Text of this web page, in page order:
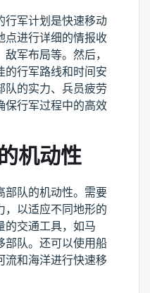
行军计划是快速移动
点进行详细的情报收
军布局等。然后，
的行军路线和时间安
队的实力、兵员疲劳
保行军过程中的高效
机动性
部队的机动性。需要
，以适应不同地形的
的交通工具，如马
部队。还可以使用船
流和海洋进行快速移